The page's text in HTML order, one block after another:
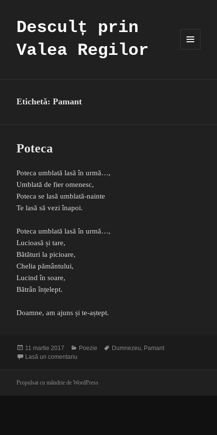
Desculț prin
Valea Regilor
Etichetă:Pamant
Poteca
Poteca umblată lasă în urmă…,
Umblată de fier omenesc,
Poteca se lasă umblată-nainte
Te lasă să vezi înapoi.
Poteca umblată lasă în urmă…,
Lucioasă și tare,
Bătături la picioare,
Chelia pământului,
Lucind în soare,
Bătrân înțelept.
Doamne, am ajuns și te-aștept.
Publicat
pe
11 martie 2017 Categorii
Poezie Etichete
Dumnezeu, Pamant
Lasă un comentariu
Propulsat cu mândrie de WordPress